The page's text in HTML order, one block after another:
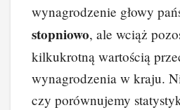
wynagrodzenie głowy
stopniowo, ale wciąż
kilkukrotną wartością
wynagrodzenia w kraju.
czy porównujemy